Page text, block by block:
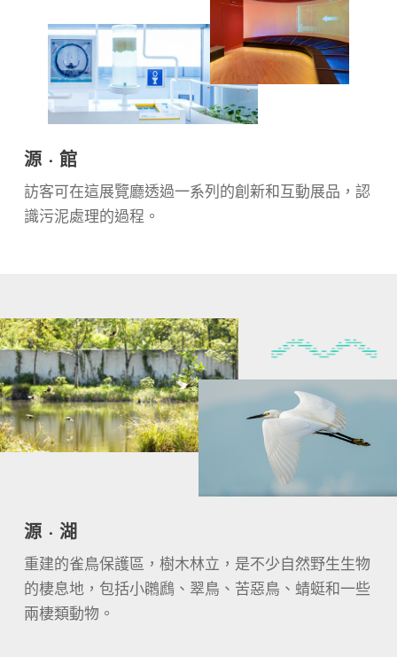
源 · 館
訪客可在這展覽廳透過一系列的創新和互動展品，認
識污泥處理的過程。
源 · 湖
重建的雀鳥保護區，樹木林立，是不少自然野生生物
的棲息地，包括小鸊鷉、翠鳥、苦惡鳥、蜻蜓和一些
兩棲類動物。